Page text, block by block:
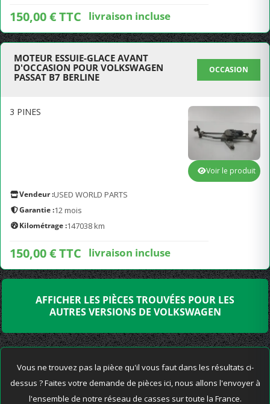
150,00 € TTC livraison incluse
MOTEUR ESSUIE-GLACE AVANT
D'OCCASION POUR VOLKSWAGEN
PASSAT B7 BERLINE
OCCASION
3 PINES
Vendeur :USED WORLD PARTS
Garantie :12 mois
Kilométrage :147038 km
150,00 € TTC livraison incluse
Voir le produit
AFFICHER LES PIÈCES TROUVÉES POUR LES
AUTRES VERSIONS DE VOLKSWAGEN
Vous ne trouvez pas la pièce qu'il vous faut dans les résultats ci-
dessus ? Faites votre demande de pièces ici, nous allons l'envoyer à
l'ensemble de notre réseau de casses sur toute la France.